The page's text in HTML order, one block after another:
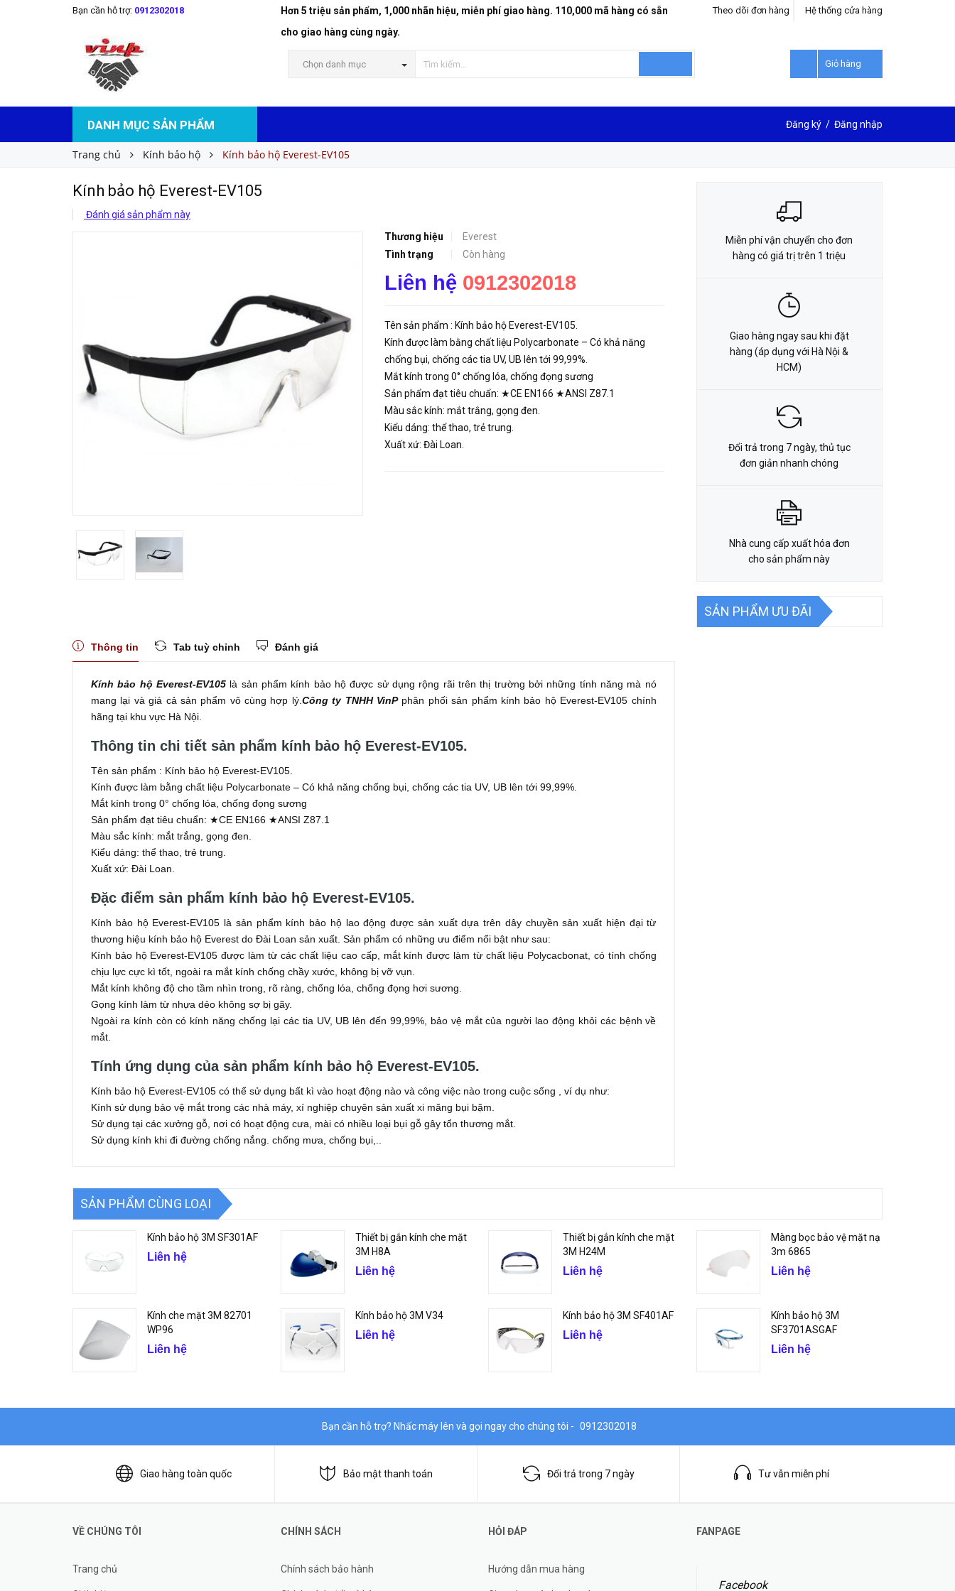
Bạn cần hỗ trợ: 0912302018
Hơn 5 triệu sản phẩm, 1,000 nhãn hiệu, miễn phí giao hàng. 110,000 mã hàng có sẵn
cho giao hàng cùng ngày.
Hệ thống cửa hàng
Theo dõi đơn hàng
Chọn danh mục Giỏ hàng
DANH MỤC SẢN PHẨM Đăng ký / Đăng nhập
Trang chủ Kính bảo hộ Kính bảo hộ Everest-EV105
Kính bảo hộ Everest-EV105
Đánh giá sản phẩm này
Thương hiệu
Everest
Tình trạng
Còn hàng
Liên hệ 0912302018
Tên sản phẩm : Kính bảo hộ Everest-EV105.
Kính được làm bằng chất liệu Polycarbonate – Có khả năng
chống bụi, chống các tia UV, UB lên tới 99,99%.
Mắt kính trong 0° chống lóa, chống đọng sương
Sản phẩm đạt tiêu chuẩn: ★CE EN166 ★ANSI Z87.1
Màu sắc kính: mắt trắng, gọng đen.
Kiểu dáng: thể thao, trẻ trung.
Xuất xứ: Đài Loan.
Kính bảo hộ Everest-EV105 LIÊN HỆ ĐẶT HÀNG
Thông tin Tab tuỳ chỉnh Đánh giá
Kính bảo hộ Everest-EV105là sản phẩm kính bảo hộ được sử dụng rộng rãi trên thị trường bởi những tính năng mà nó
mang lại và giá cả sản phẩm vô cùng hợp lý. Công ty TNHH VinPphân phối sản phẩm kính bảo hộ Everest-EV105 chính
hãng tại khu vực Hà Nội.
Thông tin chi tiết sản phẩm kính bảo hộ Everest-EV105.
Tên sản phẩm : Kính bảo hộ Everest-EV105.
Kính được làm bằng chất liệu Polycarbonate – Có khả năng chống bụi, chống các tia UV, UB lên tới 99,99%.
Mắt kính trong 0° chống lóa, chống đọng sương
Sản phẩm đạt tiêu chuẩn: ★CE EN166 ★ANSI Z87.1
Màu sắc kính: mắt trắng, gọng đen.
Kiểu dáng: thể thao, trẻ trung.
Xuất xứ: Đài Loan.
Đặc điểm sản phẩm kính bảo hộ Everest-EV105.
Kính bảo hộ Everest-EV105 là sản phẩm kính bảo hộ lao động được sản xuất dựa trên dây chuyền sản xuất hiện đại từ
thương hiệu kính bảo hộ Everest do Đài Loan sản xuất. Sản phẩm có những ưu điểm nổi bật như sau:
Kính bảo hộ Everest-EV105 được làm từ các chất liệu cao cấp, mắt kính được làm từ chất liệu Polycacbonat, có tính chống
chịu lực cực kì tốt, ngoài ra mắt kính chống chầy xước, không bị vỡ vụn.
Mắt kính không độ cho tầm nhìn trong, rõ ràng, chống lóa, chống đọng hơi sương.
Gọng kính làm từ nhựa dẻo không sợ bị gãy.
Ngoài ra kính còn có kính năng chống lại các tia UV, UB lên đến 99,99%, bảo vệ mắt của người lao động khỏi các bệnh về
mắt.
Tính ứng dụng của sản phẩm kính bảo hộ Everest-EV105.
Kính bảo hộ Everest-EV105 có thể sử dụng bất kì vào hoạt động nào và công việc nào trong cuộc sống , ví dụ như:
Kính sử dụng bảo vệ mắt trong các nhà máy, xí nghiệp chuyên sản xuất xi măng bụi bặm.
Sử dụng tại các xưởng gỗ, nơi có hoạt động cưa, mài có nhiều loại bụi gỗ gây tổn thương mắt.
Sử dụng kính khi đi đường chống nắng. chống mưa, chống bụi,..
Miễn phí vận chuyển cho đơn
hàng có giá trị trên 1 triệu
Giao hàng ngay sau khi đặt
hàng (áp dụng với Hà Nội &
HCM)
Đổi trả trong 7 ngày, thủ tục
đơn giản nhanh chóng
Nhà cung cấp xuất hóa đơn
cho sản phẩm này
SẢN PHẨM ƯU ĐÃI
SẢN PHẨM CÙNG LOẠI
Kính bảo hộ 3M SF301AF
Liên hệ
Thiết bị gắn kính che mặt
3M H8A
Liên hệ
Thiết bị gắn kính che mặt
3M H24M
Liên hệ
Màng bọc bảo vệ mặt nạ
3m 6865
Liên hệ
Kính che mặt 3M 82701
WP96
Liên hệ
Kính bảo hộ 3M V34
Liên hệ
Kính bảo hộ 3M SF401AF
Liên hệ
Kính bảo hộ 3M
SF3701ASGAF
Liên hệ
Bạn cần hỗ trợ? Nhấc máy lên và gọi ngay cho chúng tôi - 0912302018
Giao hàng toàn quốc Bảo mật thanh toán Đổi trả trong 7 ngày Tư vẫn miễn phí
VỀ CHÚNG TÔI
Trang chủ
CHÍNH SÁCH
Chính sách bảo hành
HỎI ĐÁP
Hướng dẫn mua hàng
FANPAGE
Facebook